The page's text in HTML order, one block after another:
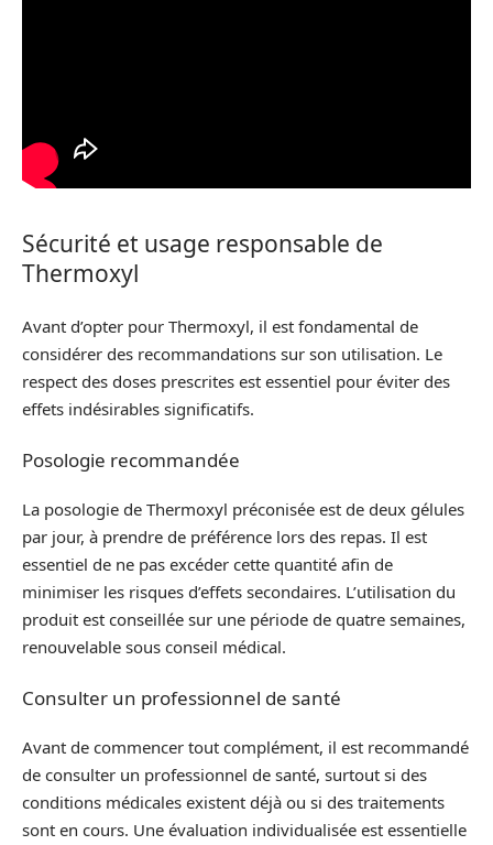
Sécurité et usage responsable de
Thermoxyl
Avant d’opter pour Thermoxyl, il est fondamental de
considérer des recommandations sur son utilisation. Le
respect des doses prescrites est essentiel pour éviter des
effets indésirables significatifs.
Posologie recommandée
La posologie de Thermoxyl préconisée est de deux gélules
par jour, à prendre de préférence lors des repas. Il est
essentiel de ne pas excéder cette quantité afin de
minimiser les risques d’effets secondaires. L’utilisation du
produit est conseillée sur une période de quatre semaines,
renouvelable sous conseil médical.
Consulter un professionnel de santé
Avant de commencer tout complément, il est recommandé
de consulter un professionnel de santé, surtout si des
conditions médicales existent déjà ou si des traitements
sont en cours. Une évaluation individualisée est essentielle